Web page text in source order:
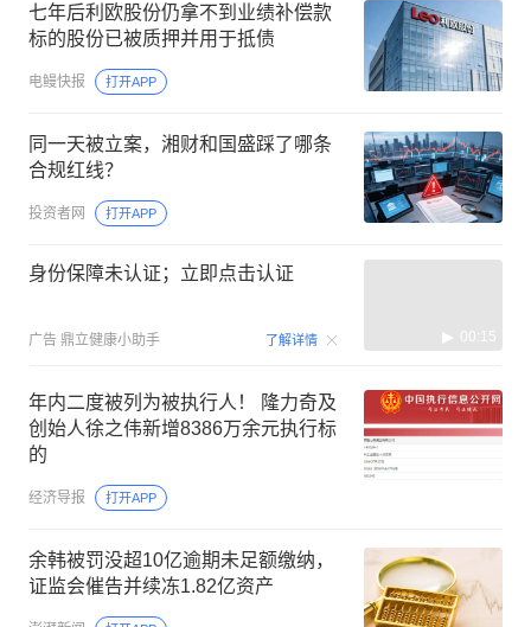
七年后利欧股份仍拿不到业绩补偿款
标的股份已被质押并用于抵债
电鳗快报 打开APP
同一天被立案，湘财和国盛踩了哪条
合规红线？
投资者网 打开APP
身份保障未认证；立即点击认证
广告 鼎立健康小助手 了解详情 00:15
年内二度被列为被执行人！ 隆力奇及
创始人徐之伟新增8386万余元执行标
的
经济导报 打开APP
余韩被罚没超10亿逾期未足额缴纳，
证监会催告并续冻1.82亿资产